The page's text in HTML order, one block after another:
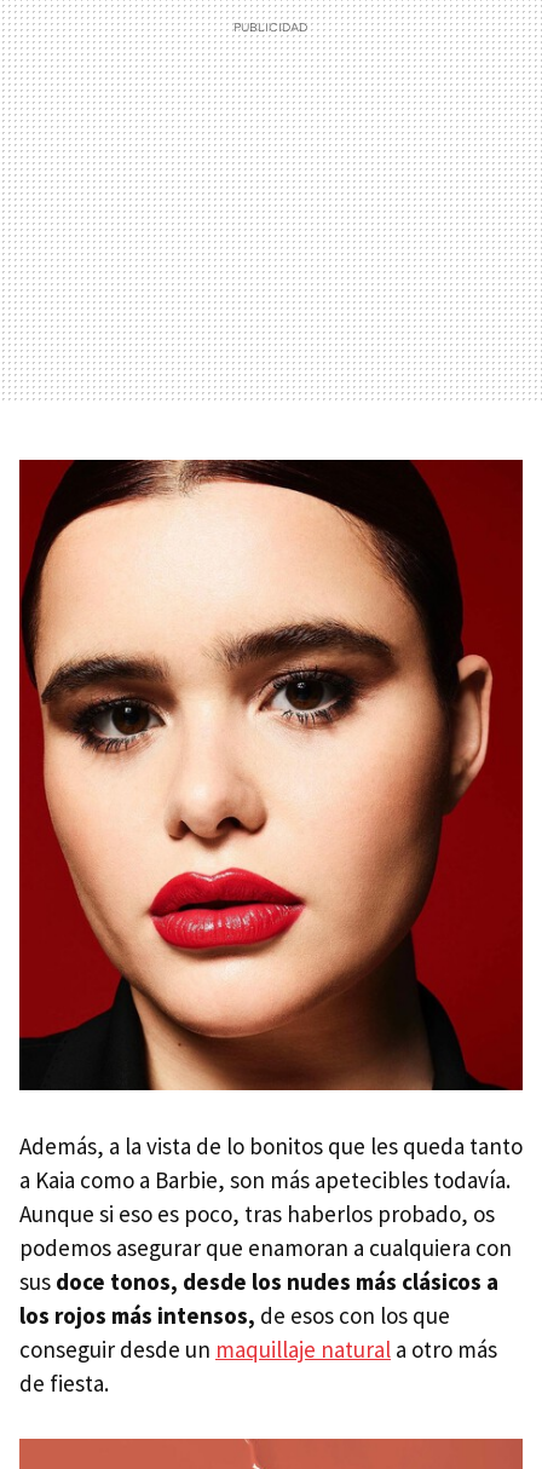
Además, a la vista de lo bonitos que les queda tanto
a Kaia como a Barbie, son más apetecibles todavía.
Aunque si eso es poco, tras haberlos probado, os
podemos asegurar que enamoran a cualquiera con
sus doce tonos, desde los nudes más clásicos a
los rojos más intensos, de esos con los que
conseguir desde un maquillaje natural a otro más
de fiesta.